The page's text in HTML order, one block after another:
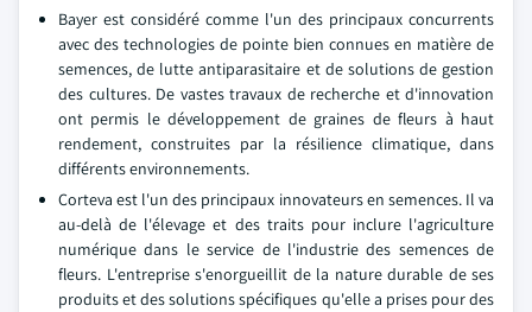
Bayer est considéré comme l'un des principaux concurrents
avec des technologies de pointe bien connues en matière de
semences, de lutte antiparasitaire et de solutions de gestion
des cultures. De vastes travaux de recherche et d'innovation
ont permis le développement de graines de fleurs à haut
rendement, construites par la résilience climatique, dans
différents environnements.
Corteva est l'un des principaux innovateurs en semences. Il va
au-delà de l'élevage et des traits pour inclure l'agriculture
numérique dans le service de l'industrie des semences de
fleurs. L'entreprise s'enorgueillit de la nature durable de ses
produits et des solutions spécifiques qu'elle a prises pour des